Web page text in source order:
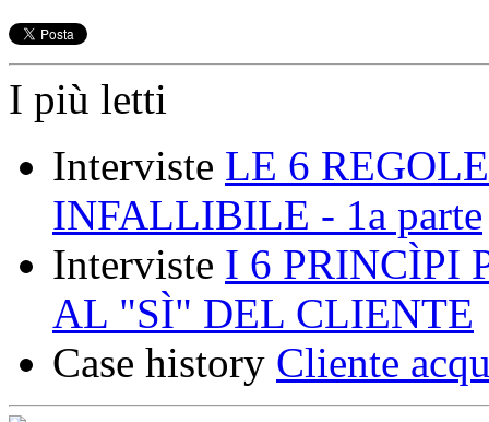
I più letti
Interviste LE 6
INFALLIBILE - 1a parte
Interviste I 6 PRINCÌPI
AL "SÌ" DEL CLIENTE
Case history Cliente